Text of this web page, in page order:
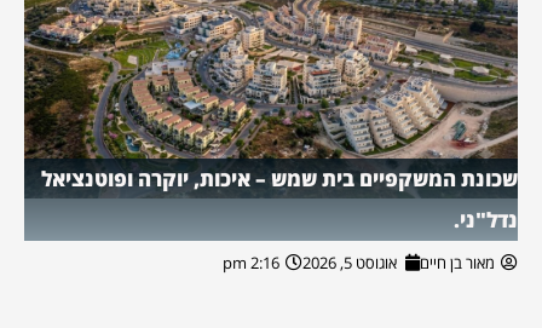
שכונת המשקפיים בית שמש – איכות, יוקרה ופוטנציאל
נדל"ני.
מאור בן חיים אוגוסט 5, 2026 2:16 pm